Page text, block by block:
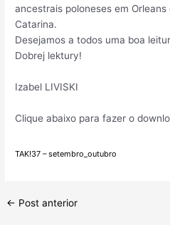
ancestrais poloneses em
Catarina.
Desejamos a todos uma boa
Dobrej lektury!
Izabel LIVISKI
Clique abaixo para fazer o
TAK!37 – setembro_outubro
Post
← Post anterior